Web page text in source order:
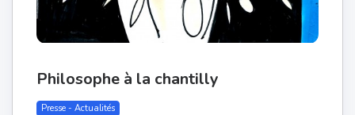
Philosophe à la chantilly
Presse - Actualités